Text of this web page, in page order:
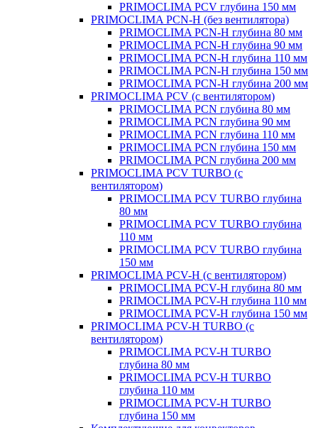
PRIMOCLIMA PCV глубина 150 мм
PRIMOCLIMA PCN-H (без вентилятора)
PRIMOCLIMA PCN-H глубина 80 мм
PRIMOCLIMA PCN-H глубина 90 мм
PRIMOCLIMA PCN-H глубина 110 мм
PRIMOCLIMA PCN-H глубина 150 мм
PRIMOCLIMA PCN-H глубина 200 мм
PRIMOCLIMA PCV (c вентилятором)
PRIMOCLIMA PCN глубина 80 мм
PRIMOCLIMA PCN глубина 90 мм
PRIMOCLIMA PCN глубина 110 мм
PRIMOCLIMA PCN глубина 150 мм
PRIMOCLIMA PCN глубина 200 мм
PRIMOCLIMA PCV TURBO (c
вентилятором)
PRIMOCLIMA PCV TURBO глубина
80 мм
PRIMOCLIMA PCV TURBO глубина
110 мм
PRIMOCLIMA PCV TURBO глубина
150 мм
PRIMOCLIMA PCV-H (c вентилятором)
PRIMOCLIMA PCV-H глубина 80 мм
PRIMOCLIMA PCV-H глубина 110 мм
PRIMOCLIMA PCV-H глубина 150 мм
PRIMOCLIMA PCV-H TURBO (c
вентилятором)
PRIMOCLIMA PCV-H TURBO
глубина 80 мм
PRIMOCLIMA PCV-H TURBO
глубина 110 мм
PRIMOCLIMA PCV-H TURBO
глубина 150 мм